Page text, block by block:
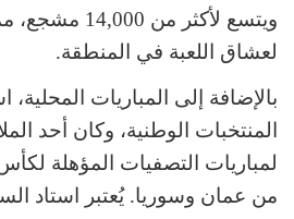
ويتسع لأكثر
لعشاق اللعبة في المنطقة.
بالإضافة إلى المباريات
المنتخبات الوطنية، وكان أحد
من عمان وسوريا. يُعتبر استاد